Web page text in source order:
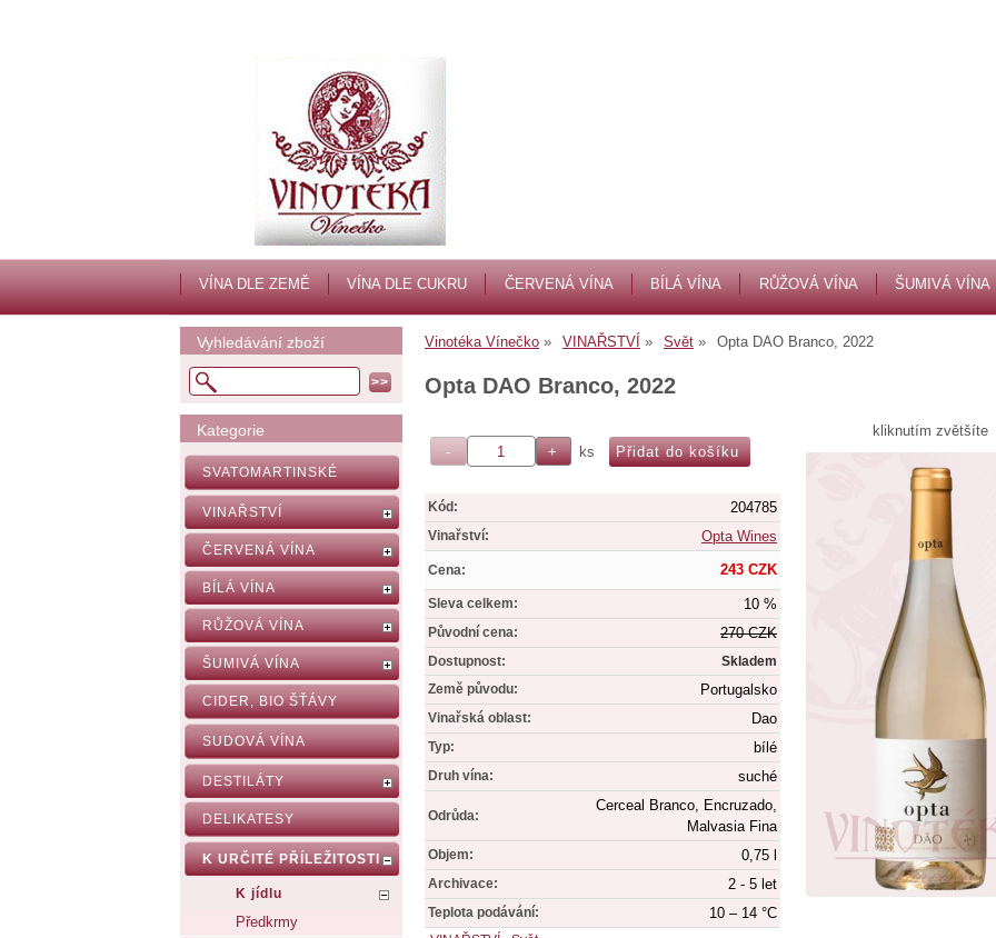
VÍNA DLE ZEMĚ VÍNA DLE CUKRU ČERVENÁ VÍNA BÍLÁ VÍNA RŮŽOVÁ VÍNA ŠUMIVÁ VÍNA
Vinotéka Vínečko VINAŘSTVÍ Svět Opta DAO Branco, 2022
Opta DAO Branco, 2022
kliknutím zvětšíte
ks
Kód: 204785
Vinařství: Opta Wines
Cena: 243 CZK
Sleva celkem: 10 %
Původní cena: 270 CZK
Dostupnost:
Skladem
Země původu:
Portugalsko
Vinařská oblast: Dao
Typ: bílé
Druh vína: suché
Odrůda:
Cerceal Branco, Encruzado,
Malvasia Fina
Objem: 0,75 l
Archivace: 2 - 5 let
Teplota podávání: 10 – 14 °C
Vyhledávání zboží
Kategorie
SVATOMARTINSKÉ
VINAŘSTVÍ
ČERVENÁ VÍNA
BÍLÁ VÍNA
RŮŽOVÁ VÍNA
ŠUMIVÁ VÍNA
CIDER, BIO ŠŤÁVY
SUDOVÁ VÍNA
DESTILÁTY
DELIKATESY
K URČITÉ PŘÍLEŽITOSTI
K jídlu
Předkrmy